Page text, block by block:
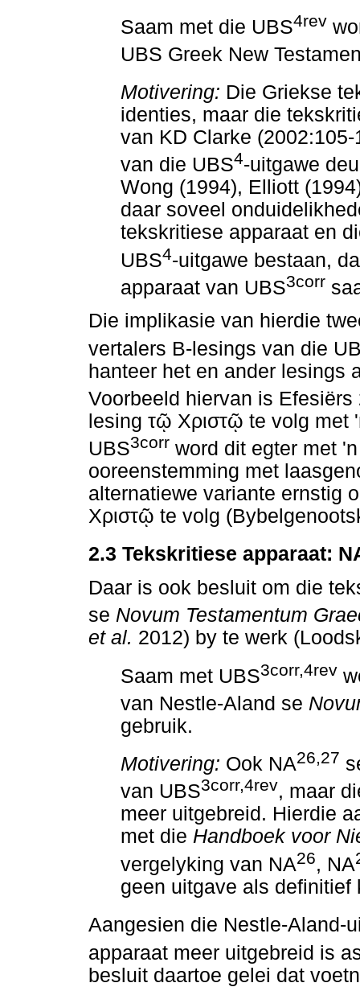
Saam met die UBS4rev
UBS Greek New
Motivering: Die Griekse
identies, maar die
van KD Clarke
van die UBS4-uitgawe
Wong (1994), Elliott
daar soveel
tekskritiese apparaat en
UBS4-uitgawe bestaan,
apparaat van UBS3corr
Die implikasie van hierdie
vertalers B-lesings van die
hanteer het en ander lesings
Voorbeeld hiervan is Efesiërs
lesing τῷ Χριστῷ te volg met
UBS3corr word dit egter met
ooreenstemming met
alternatiewe variante ernstig
Χριστῷ te volg
2.3 Tekskritiese apparaat:
Daar is ook besluit om die
se Novum Testamentum
et al. 2012) by te werk
Saam met UBS3corr,4rev
van Nestle-Aland se
gebruik.
Motivering: Ook NA26,27
van UBS3corr,4rev, maar
meer uitgebreid. Hierdie
met die Handboek voor
vergelyking van NA26, NA
geen uitgave als definitief
Aangesien die Nestle-Aland-
apparaat meer uitgebreid is
besluit daartoe gelei dat